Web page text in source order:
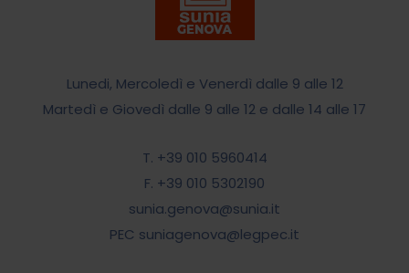
Lunedi, Mercoledì e Venerdì dalle 9 alle 12
Martedì e Giovedì dalle 9 alle 12 e dalle 14 alle 17
T. +39 010 5960414
F. +39 010 5302190
sunia.genova@sunia.it
PEC suniagenova@legpec.it